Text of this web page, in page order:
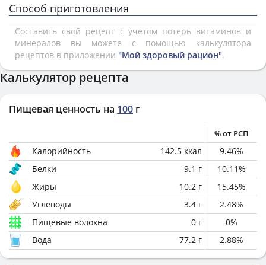
Способ приготовления
Составить свой рецепт с учетом потерь витаминов и
минералов вы можете с помощью калькулятора
рецептов в приложении "Мой здоровый рацион".
Калькулятор рецепта
Пищевая ценность на 100 г
% от РСП
Калорийность 142.5 ккал 9.46%
Белки
9.1 г 10.11%
Жиры
10.2 г 15.45%
Углеводы
3.4 г 2.48%
Пищевые волокна
0 г 0%
Вода
77.2 г 2.88%